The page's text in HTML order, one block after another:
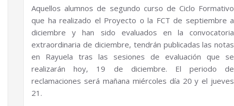
Aquellos alumnos de segundo curso de Ciclo Formativo
que ha realizado el Proyecto o la FCT de septiembre a
diciembre y han sido evaluados en la convocatoria
extraordinaria de diciembre, tendrán publicadas las notas
en Rayuela tras las sesiones de evaluación que se
realizarán hoy, 19 de diciembre. El periodo de
reclamaciones será mañana miércoles día 20 y el jueves
21.